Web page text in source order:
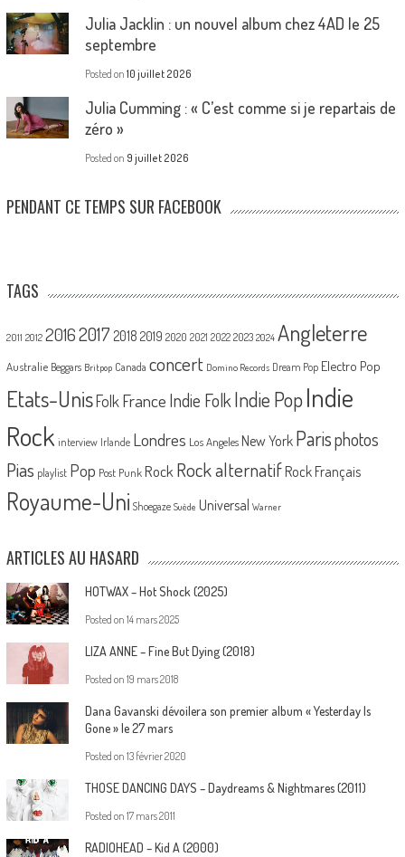
Julia Jacklin : un nouvel album chez 4AD le 25
septembre
Posted on 10 juillet 2026
Julia Cumming : « C’est comme si je repartais de
zéro »
Posted on 9 juillet 2026
PENDANT CE TEMPS SUR FACEBOOK
TAGS
2011 2012 20162017 2018 2019 2020 2021 2022 2023 2024 Angleterre
Australie Beggars Britpop Canada concert Domino Records Dream Pop Electro Pop
Etats-UnisFolk France Indie Folk Indie PopIndie
Rock interview Irlande Londres Los Angeles New York Parisphotos
Pias playlist Pop Post Punk Rock Rock alternatif Rock Français
Royaume-Uni Shoegaze Suède Universal Warner
ARTICLES AU HASARD
HOTWAX – Hot Shock (2025)
Posted on 14 mars 2025
LIZA ANNE – Fine But Dying (2018)
Posted on 19 mars 2018
Dana Gavanski dévoilera son premier album « Yesterday Is
Gone » le 27 mars
Posted on 13 février 2020
THOSE DANCING DAYS – Daydreams & Nightmares (2011)
Posted on 17 mars 2011
RADIOHEAD – Kid A (2000)